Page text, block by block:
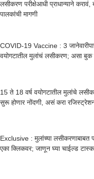
लसीकरण परीक्षेआधी प्राधान्याने करावं,
पालकांची मागणी
COVID-19 Vaccine : 3
वयोगटातील मुलांचं लसीकरण; असा बुक
15 ते 18 वर्ष वयोगटातील मुलांचे
सुरू होणार नोंदणी, असं करा
Exclusive : मुलांच्या लसीकरणाबाबत
एका क्लिकवर; जाणून घ्या चाईल्ड